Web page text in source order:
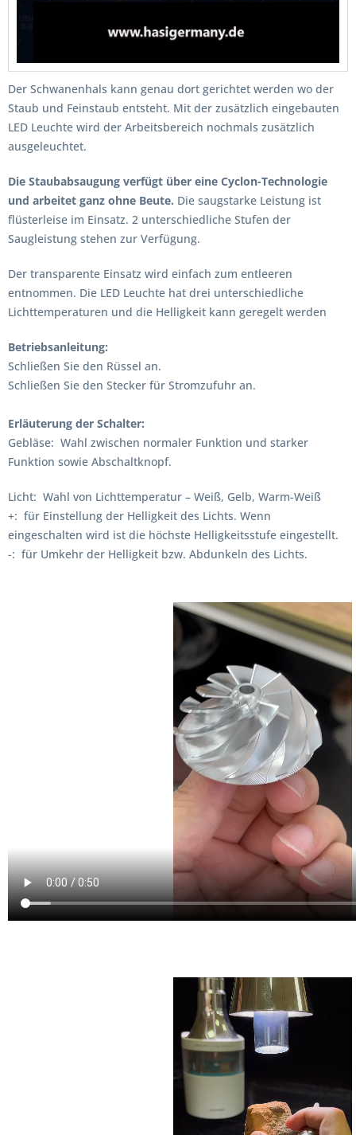
Der Schwanenhals kann genau dort gerichtet werden wo der
Staub und Feinstaub entsteht. Mit der zusätzlich eingebauten
LED Leuchte wird der Arbeitsbereich nochmals zusätzlich
ausgeleuchtet.
Die Staubabsaugung verfügt über eine Cyclon-Technologie
und arbeitet ganz ohne Beute. Die saugstarke Leistung ist
flüsterleise im Einsatz. 2 unterschiedliche Stufen der
Saugleistung stehen zur Verfügung.
Der transparente Einsatz wird einfach zum entleeren
entnommen. Die LED Leuchte hat drei unterschiedliche
Lichttemperaturen und die Helligkeit kann geregelt werden
Betriebsanleitung:
Schließen Sie den Rüssel an.
Schließen Sie den Stecker für Stromzufuhr an.
Erläuterung der Schalter:
Gebläse: Wahl zwischen normaler Funktion und starker
Funktion sowie Abschaltknopf.
Licht: Wahl von Lichttemperatur – Weiß, Gelb, Warm-Weiß
+: für Einstellung der Helligkeit des Lichts. Wenn
eingeschalten wird ist die höchste Helligkeitsstufe eingestellt.
-: für Umkehr der Helligkeit bzw. Abdunkeln des Lichts.